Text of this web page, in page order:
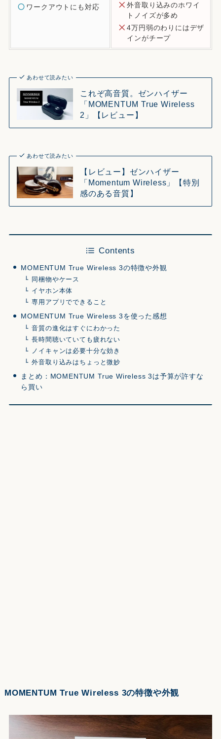
ワークアウトにも対応
外音取り込みのホワイ
トノイズが多め
4万円弱のわりにはデザ
インがチープ
あわせて読みたい
これぞ高音質。ゼンハイザー
「MOMENTUM True Wireless
2」【レビュー】
あわせて読みたい
【レビュー】ゼンハイザー
「Momentum Wireless」【特別
感のある音質】
Contents
MOMENTUM True Wireless 3の特徴や外観
同梱物やケース
イヤホン本体
専用アプリでできること
MOMENTUM True Wireless 3を使った感想
音質の進化はすぐにわかった
長時間聴いていても疲れない
ノイキャンは必要十分な効き
外音取り込みはちょっと微妙
まとめ：MOMENTUM True Wireless 3は予算が許すな
ら買い
MOMENTUM True Wireless 3の特徴や外観